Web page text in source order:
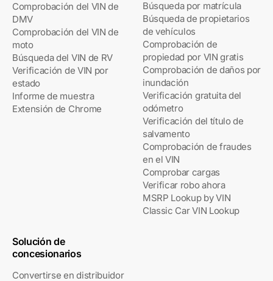
Comprobación del VIN de
DMV
Comprobación del VIN de
moto
Búsqueda del VIN de RV
Verificación de VIN por
estado
Informe de muestra
Extensión de Chrome
Búsqueda por matrícula
Búsqueda de propietarios
de vehículos
Comprobación de
propiedad por VIN gratis
Comprobación de daños por
inundación
Verificación gratuita del
odómetro
Verificación del título de
salvamento
Comprobación de fraudes
en el VIN
Comprobar cargas
Verificar robo ahora
MSRP Lookup by VIN
Classic Car VIN Lookup
Solución de
concesionarios
Convertirse en distribuidor